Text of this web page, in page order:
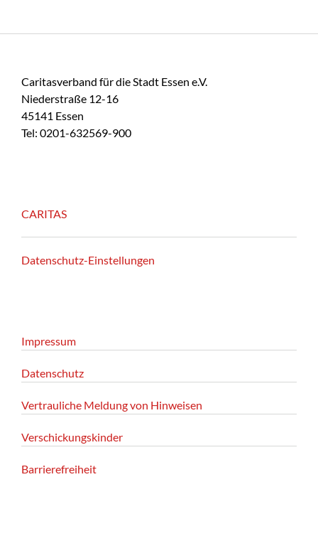
Caritasverband für die Stadt Essen e.V.
Niederstraße 12-16
45141 Essen
Tel: 0201-632569-900
CARITAS
Datenschutz-Einstellungen
Impressum
Datenschutz
Vertrauliche Meldung von Hinweisen
Verschickungskinder
Barrierefreiheit